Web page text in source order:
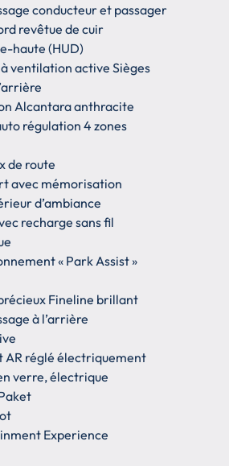
conducteur et passager
revêtue de cuir
haute (HUD)
ventilation active Sièges
Alcantara anthracite
régulation 4 zones
de route
avec mémorisation
d’ambiance
recharge sans fil
« Park Assist »
Fineline brillant
à l’arrière
AR réglé électriquement
verre, électrique
Experience